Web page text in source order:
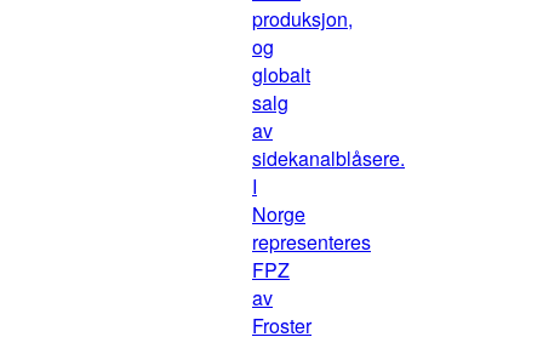
produksjon,
og
globalt
salg
av
sidekanalblåsere.
I
Norge
representeres
FPZ
av
Froster